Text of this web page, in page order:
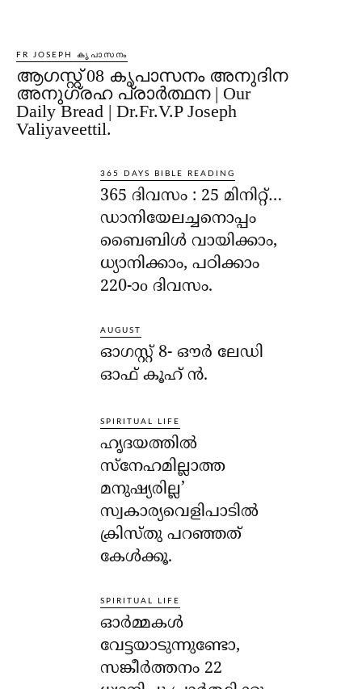
FR JOSEPH കൃപാസനം
ആഗസ്റ്റ് 08 കൃപാസനം അനുദിന
അനുഗ്രഹ പ്രാർത്ഥന | Our
Daily Bread | Dr.Fr.V.P Joseph
Valiyaveettil.
365 DAYS BIBLE READING
365 ദിവസം : 25 മിനിറ്റ്…
ഡാനിയേലച്ചനൊപ്പം
ബൈബിൾ വായിക്കാം,
ധ്യാനിക്കാം, പഠിക്കാം
220-ാo ദിവസം.
AUGUST
ഓഗസ്റ്റ് 8- ഔര്‍ ലേഡി
ഓഫ് കൂഹ് ന്‍.
SPIRITUAL LIFE
ഹൃദയത്തില്‍
സ്‌നേഹമില്ലാത്ത
മനുഷ്യരില്ല’
സ്വകാര്യവെളിപാടില്‍
ക്രിസ്തു പറഞ്ഞത്
കേള്‍ക്കൂ.
SPIRITUAL LIFE
ഓര്‍മ്മകള്‍
വേട്ടയാടുന്നുണ്ടോ,
സങ്കീര്‍ത്തനം 22